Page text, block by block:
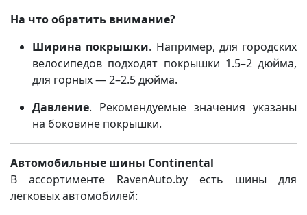
На что обратить внимание?
Ширина покрышки. Например, для городских
велосипедов подходят покрышки 1.5–2 дюйма,
для горных — 2–2.5 дюйма.
Давление. Рекомендуемые значения указаны
на боковине покрышки.
Автомобильные шины Continental
В ассортименте RavenAuto.by есть шины для
легковых автомобилей: